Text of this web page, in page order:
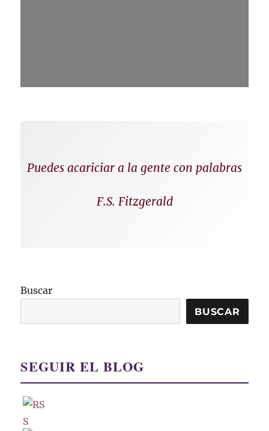
Puedes acariciar a la gente con palabras
F.S. Fitzgerald
Buscar
BUSCAR
SEGUIR EL BLOG